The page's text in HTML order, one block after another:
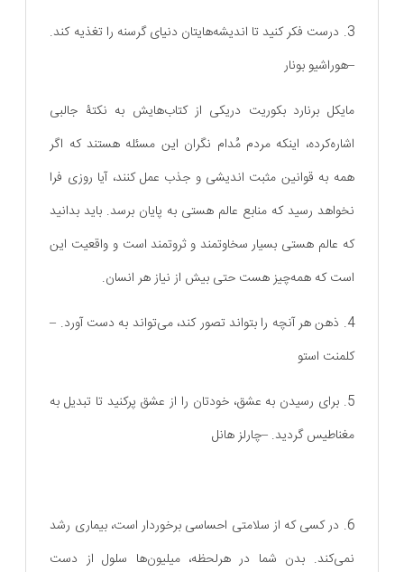
3. درست فکر کنید تا اندیشه‌هایتان دنیای گرسنه را تغذیه کند.
–هوراشیو بونار
مایکل برنارد بکوریت دریکی از کتاب‌هایش به نکتۀ جالبی
اشاره‌کرده، اینکه مردم مُدام نگران این مسئله هستند که اگر
همه به قوانین مثبت اندیشی و جذب عمل کنند، آیا روزی فرا
نخواهد رسید که منابع عالم هستی به پایان برسد. باید بدانید
که عالم هستی بسیار سخاوتمند و ثروتمند است و واقعیت این
است که همه‌چیز هست حتی بیش از نیاز هر انسان.
4. ذهن هر آنچه را بتواند تصور کند، می‌تواند به دست آورد. –
کلمنت استو
5. برای رسیدن به عشق، خودتان را از عشق پرکنید تا تبدیل به
مغناطیس گردید. –چارلز هانل
6. در کسی که از سلامتی احساسی برخوردار است، بیماری رشد
نمی‌کند. بدن شما در هرلحظه، میلیون‌ها سلول از دست